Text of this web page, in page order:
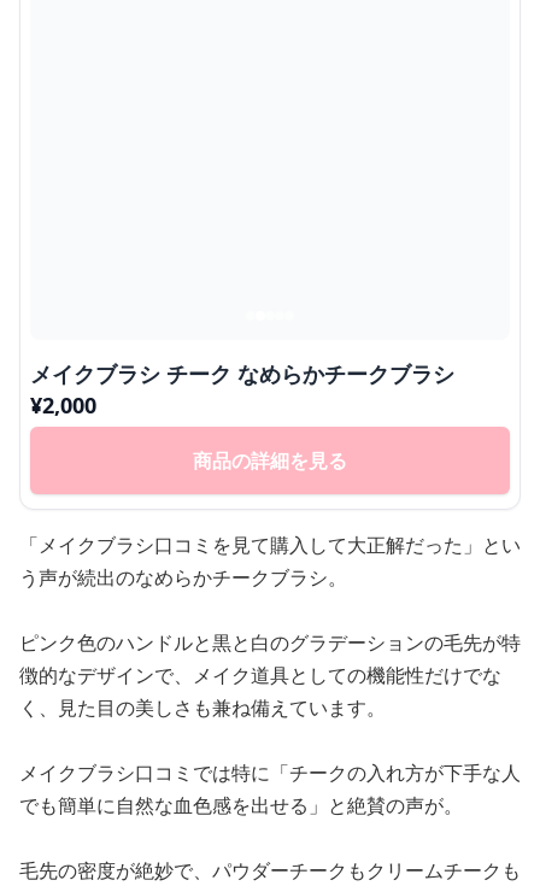
メイクブラシ チーク なめらかチークブラシ
¥2,000
商品の詳細を見る
「メイクブラシ口コミを見て購入して大正解だった」とい
う声が続出のなめらかチークブラシ。
ピンク色のハンドルと黒と白のグラデーションの毛先が特
徴的なデザインで、メイク道具としての機能性だけでな
く、見た目の美しさも兼ね備えています。
メイクブラシ口コミでは特に「チークの入れ方が下手な人
でも簡単に自然な血色感を出せる」と絶賛の声が。
毛先の密度が絶妙で、パウダーチークもクリームチークも